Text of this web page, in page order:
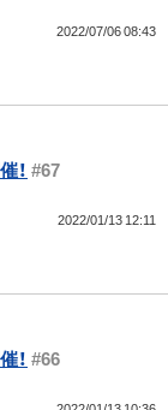
2022/07/06 08:43
！ #67
2022/01/13 12:11
！ #66